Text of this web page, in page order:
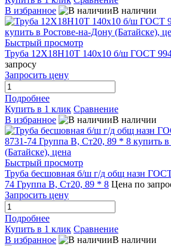
В избранное
В наличии
Быстрый просмотр
Труба 12Х18Н10Т 140х10 б/ш ГОСТ
запросу
Запросить цену
Подробнее
Купить в 1 клик Сравнение
В избранное
В наличии
Быстрый просмотр
Труба бесшовная б/ш г/д общ назн
74 Группа В, Ст20, 89 * 8 Цена по
Запросить цену
Подробнее
Купить в 1 клик Сравнение
В избранное
В наличии